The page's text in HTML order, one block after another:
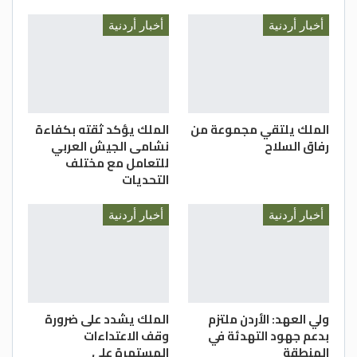
أخبار أردنية
الملك يلتقي مجموعة من
رفاق السلاح
أخبار أردنية
الملك يؤكد ثقته بكفاءة
نشامى الجيش العربي
للتعامل مع مختلف
التحديات
أخبار أردنية
ولي العهد: الأردن ملتزم
بدعم جهود التهدئة في
المنطقة
أخبار أردنية
الملك يشدد على ضرورة
وقف الاعتداءات
المستمرة على